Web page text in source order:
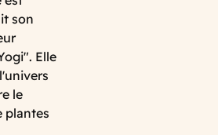
son
Elle
le
plantes